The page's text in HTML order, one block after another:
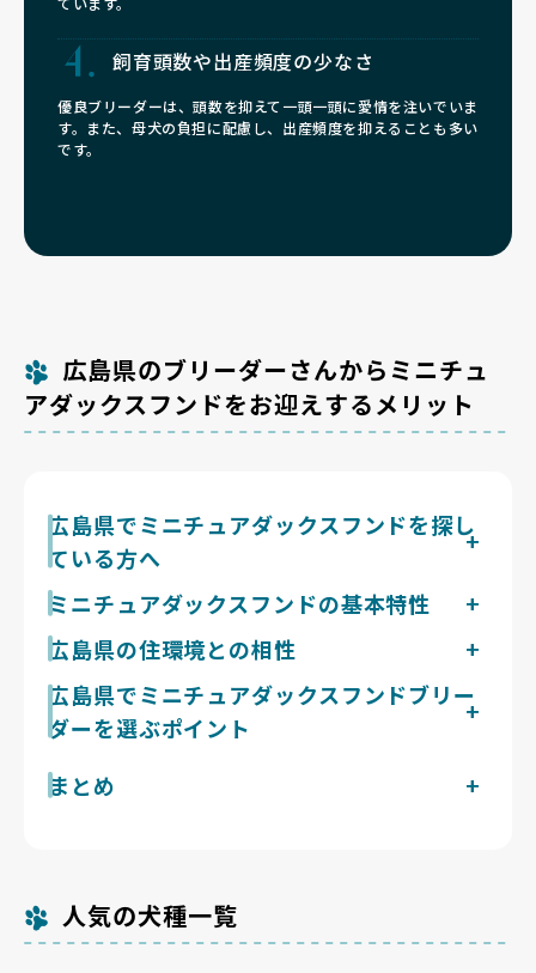
飼育頭数や出産頻度の少なさ
優良ブリーダーは、頭数を抑えて一頭一頭に愛情を注いでいま
す。また、母犬の負担に配慮し、出産頻度を抑えることも多い
です。
広島県のブリーダーさんからミニチュ
アダックスフンドをお迎えするメリット
広島県でミニチュアダックスフンドを探し
ている方へ
ミニチュアダックスフンドは暑さに弱く腰が繊細な胴長
の犬種です。夏に35℃を超える広島県では、暑さ対策
と椎間板への配慮が快適に暮らす鍵になります。
ミニチュアダックスフンドの基本特性
体重3.5〜4.8kgの胴長短足の小型犬。穴の中の獲物を
追う猟犬由来で見た目以上に活発・持久力があり、1日
2回・合計40分ほどの散歩が目安ですが、椎間板への負
担を避けフラットな路面のウォーキング中心が向きま
す。抜け毛は多めで日常的なブラッシングが必要です。
応が多く声量も体格の割に大きめ。社会化期の経験と子
広島県の住環境との相性
広島県は瀬戸内海式気候で晴天が多く降水日数が少ない
一方、夏は35℃を超える猛暑に見舞われます。地面に
近い胴長のミニチュアダックスフンドは照り返しの影響
朝・夜間の散歩が前提です。冬は雪がほとんど降らず温
向いています。
広島県でミニチュアダックスフンドブリー
ダーを選ぶポイント
ミニチュアダックスフンドは軟骨異栄養症由来の椎間板
ヘルニアが遺伝的に多く、特定の毛色では進行性網膜萎
明でき、見学で親犬やきょうだい犬に会わせてくれる広
島県のブリーダーかを確認しましょう。
現在広島県で掲載中のミニチュアダックスフンドのブリ
ーダーは1件です。Breeder Familiesでは「6つの絶対
まとめ
人気の犬種一覧